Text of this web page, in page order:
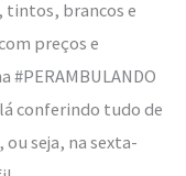
tintos, brancos e
preços e
#PERAMBULANDO
conferindo tudo de
seja, na sexta-